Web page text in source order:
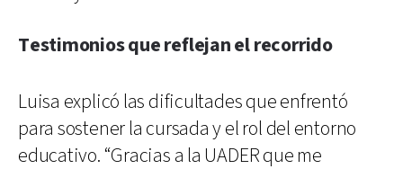
Testimonios que reflejan el recorrido
Luisa explicó las dificultades que enfrentó
para sostener la cursada y el rol del entorno
educativo. “Gracias a la UADER que me